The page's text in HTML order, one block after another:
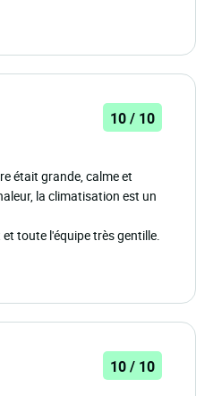
10 / 10
était grande, calme et
la climatisation est un
toute l'équipe très gentille.
10 / 10